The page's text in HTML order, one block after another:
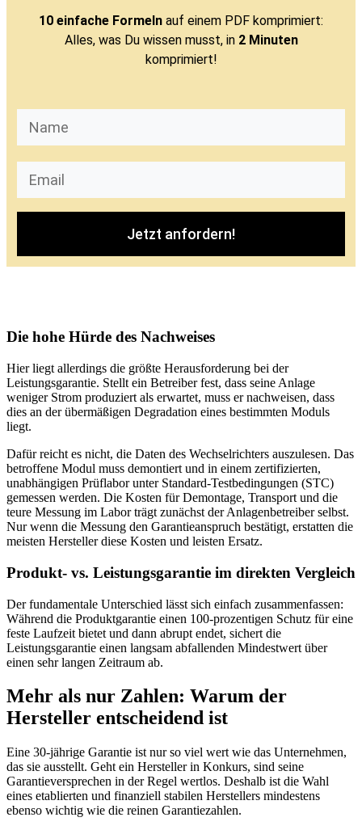
10 einfache Formeln auf einem PDF komprimiert:
Alles, was Du wissen musst, in 2 Minuten
komprimiert!
Jetzt anfordern!
Die hohe Hürde des Nachweises
Hier liegt allerdings die größte Herausforderung bei der
Leistungsgarantie. Stellt ein Betreiber fest, dass seine Anlage
weniger Strom produziert als erwartet, muss er nachweisen, dass
dies an der übermäßigen Degradation eines bestimmten Moduls
liegt.
Dafür reicht es nicht, die Daten des Wechselrichters auszulesen. Das
betroffene Modul muss demontiert und in einem zertifizierten,
unabhängigen Prüflabor unter Standard-Testbedingungen (STC)
gemessen werden. Die Kosten für Demontage, Transport und die
teure Messung im Labor trägt zunächst der Anlagenbetreiber selbst.
Nur wenn die Messung den Garantieanspruch bestätigt, erstatten die
meisten Hersteller diese Kosten und leisten Ersatz.
Produkt- vs. Leistungsgarantie im direkten Vergleich
Der fundamentale Unterschied lässt sich einfach zusammenfassen:
Während die Produktgarantie einen 100-prozentigen Schutz für eine
feste Laufzeit bietet und dann abrupt endet, sichert die
Leistungsgarantie einen langsam abfallenden Mindestwert über
einen sehr langen Zeitraum ab.
Mehr als nur Zahlen: Warum der
Hersteller entscheidend ist
Eine 30-jährige Garantie ist nur so viel wert wie das Unternehmen,
das sie ausstellt. Geht ein Hersteller in Konkurs, sind seine
Garantieversprechen in der Regel wertlos. Deshalb ist die Wahl
eines etablierten und finanziell stabilen Herstellers mindestens
ebenso wichtig wie die reinen Garantiezahlen.